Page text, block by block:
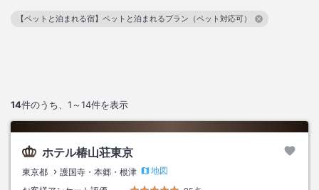
14件のうち、 1～14件を表示
【ペットと泊まれる宿】ペットと泊まれるプラン（ペット対応可）
この絞り込み条件を解除
ホテル椿山荘東京
東京都 護国寺・本郷・根津
地図